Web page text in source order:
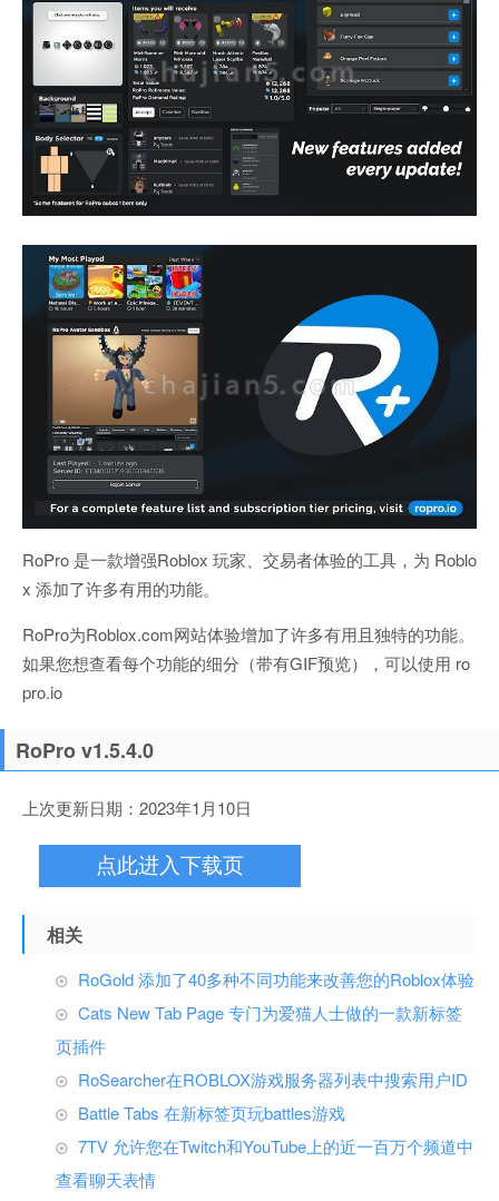
RoPro 是一款增强Roblox 玩家、交易者体验的工具，为 Roblo
x 添加了许多有用的功能。
RoPro为Roblox.com网站体验增加了许多有用且独特的功能。
如果您想查看每个功能的细分（带有GIF预览），可以使用 ro
pro.io
RoPro v1.5.4.0
上次更新日期：2023年1月10日
点此进入下载页
相关
RoGold 添加了40多种不同功能来改善您的Roblox体验
Cats New Tab Page 专门为爱猫人士做的一款新标签
页插件
RoSearcher在ROBLOX游戏服务器列表中搜索用户ID
Battle Tabs 在新标签页玩battles游戏
7TV 允许您在Twitch和YouTube上的近一百万个频道中
查看聊天表情